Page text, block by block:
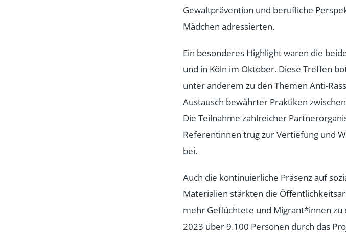
Gewaltprävention und berufliche
Mädchen adressierten.
Ein besonderes Highlight waren die
und in Köln im Oktober. Diese Treffen
unter anderem zu den Themen Anti-
Austausch bewährter Praktiken
Die Teilnahme zahlreicher
Referentinnen trug zur Vertiefung und
bei.
Auch die kontinuierliche Präsenz auf
Materialien stärkten die
mehr Geflüchtete und Migrant*innen
2023 über 9.100 Personen durch das